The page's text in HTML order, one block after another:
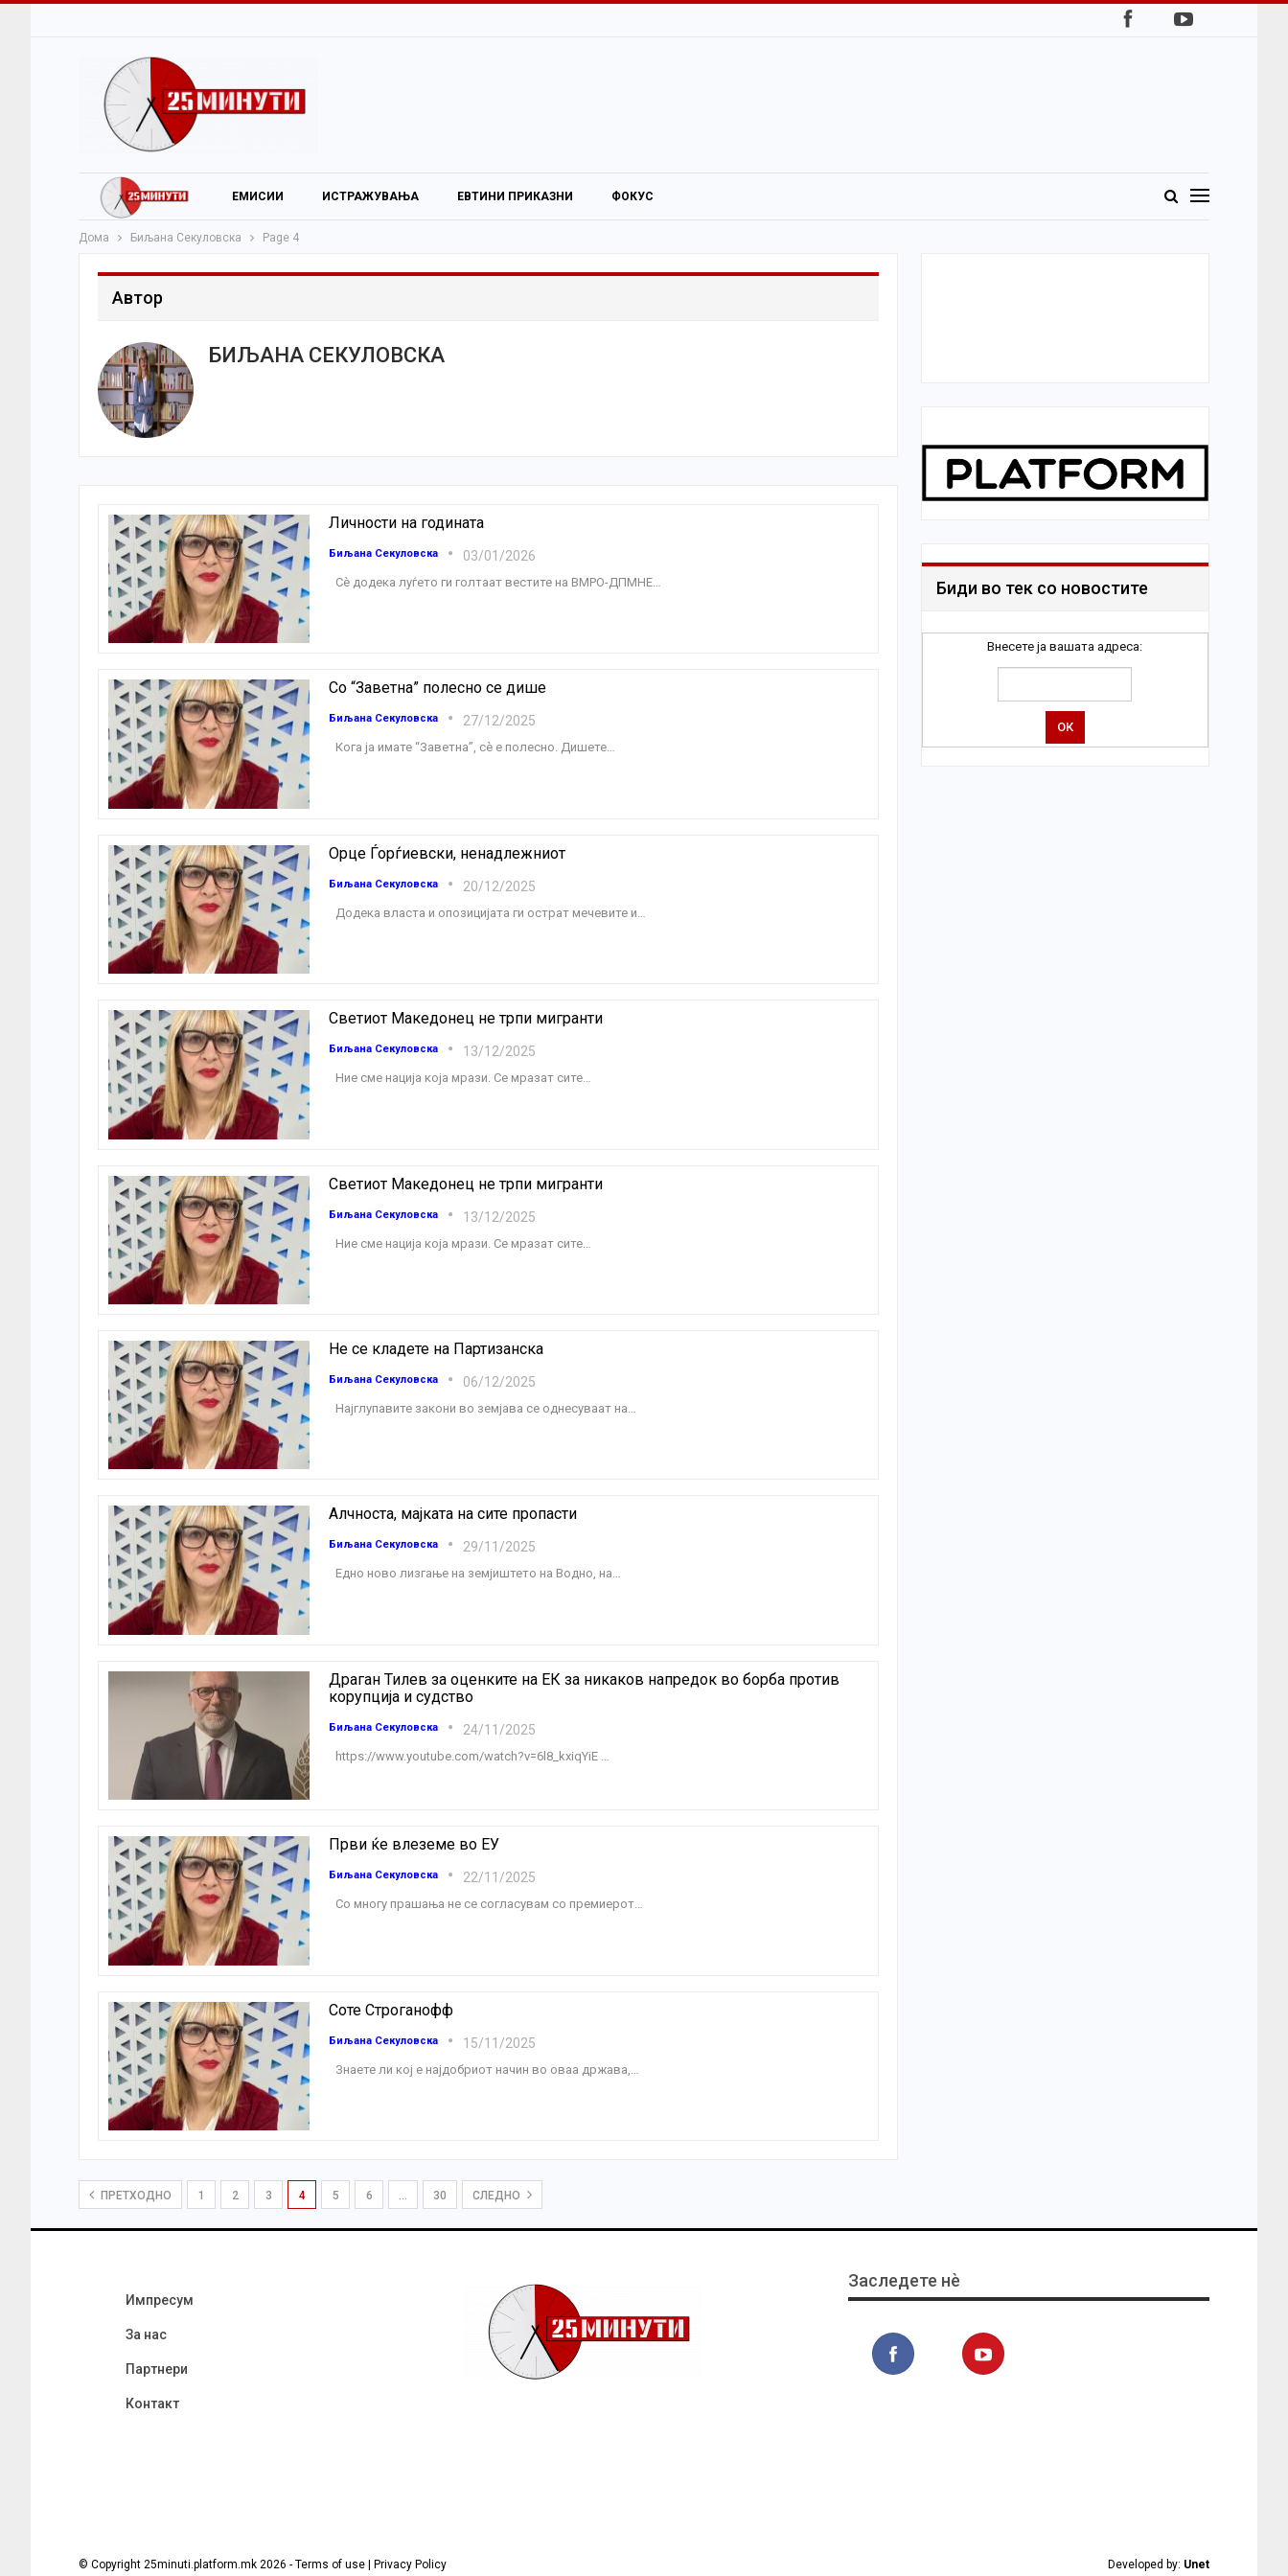
ЕМИСИИ ИСТРАЖУВАЊА ЕВТИНИ ПРИКАЗНИ ФОКУС
Дома Биљана Секуловска Page 4
Автор
БИЉАНА СЕКУЛОВСКА
Личности на годината
Биљана Секуловска 03/01/2026
Сѐ додека луѓето ги голтаат вестите на ВМРО-ДПМНЕ…
Со “Заветна” полесно се дише
Биљана Секуловска 27/12/2025
Кога ја имате “Заветна”, сѐ е полесно. Дишете…
Орце Ѓорѓиевски, ненадлежниот
Биљана Секуловска 20/12/2025
Додека власта и опозицијата ги острат мечевите и
Светиот Македонец не трпи мигранти
Биљана Секуловска 13/12/2025
Ние сме нација која мрази. Се мразат сите…
Светиот Македонец не трпи мигранти
Биљана Секуловска 13/12/2025
Ние сме нација која мрази. Се мразат сите
Не се кладете на Партизанска
Биљана Секуловска 06/12/2025
Најглупавите закони во земјава се однесуваат на
Алчноста, мајката на сите пропасти
Биљана Секуловска 29/11/2025
Едно ново лизгање на земјиштето на Водно, на…
Драган Тилев за оценките на ЕК за никаков напредок во борба против
корупција и судство
Биљана Секуловска 24/11/2025
https://www.youtube.com/watch?v=6l8_kxiqYiE
Први ќе влеземе во ЕУ
Биљана Секуловска 22/11/2025
Со многу прашања не се согласувам со премиерот…
Соте Строганофф
Биљана Секуловска 15/11/2025
Знаете ли кој е најдобриот начин во оваа држава,
ПРЕТХОДНО 1 2 3 4 5 6 … 30 СЛЕДНО
Биди во тек со новостите
Внесете ја вашата адреса:
Импресум
За нас
Партнери
Контакт
Заследете нѐ
© Copyright 25minuti.platform.mk 2026 - Terms of use | Privacy Policy Developed by: Unet